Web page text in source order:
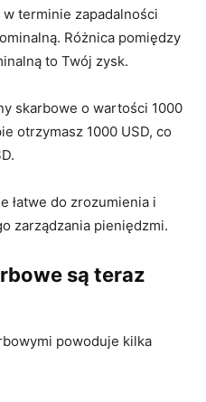
terminie zapadalności
Różnica pomiędzy
to Twój zysk.
skarbowe o wartości 1000
otrzymasz 1000 USD, co
łatwe do zrozumienia i
zarządzania pieniędzmi.
są teraz
powoduje kilka